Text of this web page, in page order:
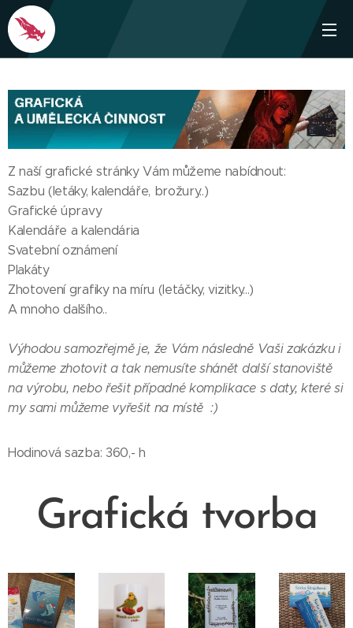
Z naší grafické stránky Vám můžeme nabídnout:
Sazbu (letáky, kalendáře, brožury..)
Grafické úpravy
Kalendáře a kalendária
Svatební oznámení
Plakáty
Zhotovení grafiky na míru (letáčky, vizitky...)
A mnoho dalšího..
Výhodou samozřejmě je, že Vám následně Vaši zakázku i
můžeme zhotovit a tak nemusíte shánět další stanoviště
na výrobu, nebo řešit případné komplikace s daty, které si
my sami můžeme vyřešit na místě :)
Hodinová sazba: 360,- h
Grafická tvorba